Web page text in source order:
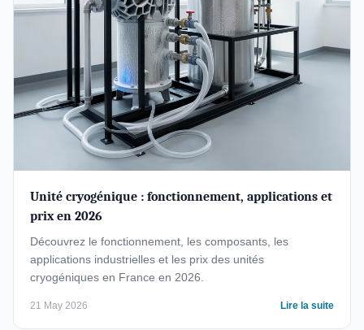
Unité cryogénique : fonctionnement, applications et
prix en 2026
Découvrez le fonctionnement, les composants, les
applications industrielles et les prix des unités
cryogéniques en France en 2026.
21 May 2026 Lire la suite